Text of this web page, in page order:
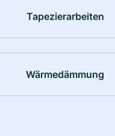
Tapezierarbeiten
Wärmedämmung